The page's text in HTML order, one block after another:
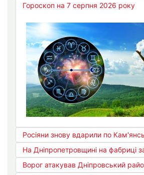
Гороскоп на 7 серпня 2026 року
Росіяни знову вдарили по
На Дніпропетровщині на фабриці
Ворог атакував Дніпровський